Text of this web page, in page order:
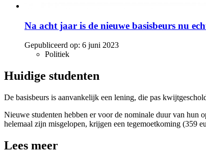
Na acht jaar is de nieuwe basisbeurs nu
Gepubliceerd op: 6 juni 2023
Politiek
Huidige studenten
De basisbeurs is aanvankelijk een lening, die pas
Nieuwe studenten hebben er voor de nominale duur van hun
helemaal zijn misgelopen, krijgen een tegemoetkoming (359
Lees meer